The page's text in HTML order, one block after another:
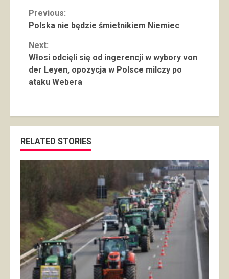
Continue
Previous:
Polska nie będzie śmietnikiem Niemiec
Next:
Włosi odcięli się od ingerencji w wybory von
der Leyen, opozycja w Polsce milczy po
ataku Webera
RELATED STORIES